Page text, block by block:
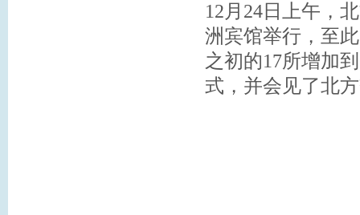
12月24日上午，
洲宾馆举行，至
之初的17所增加
式，并会见了北